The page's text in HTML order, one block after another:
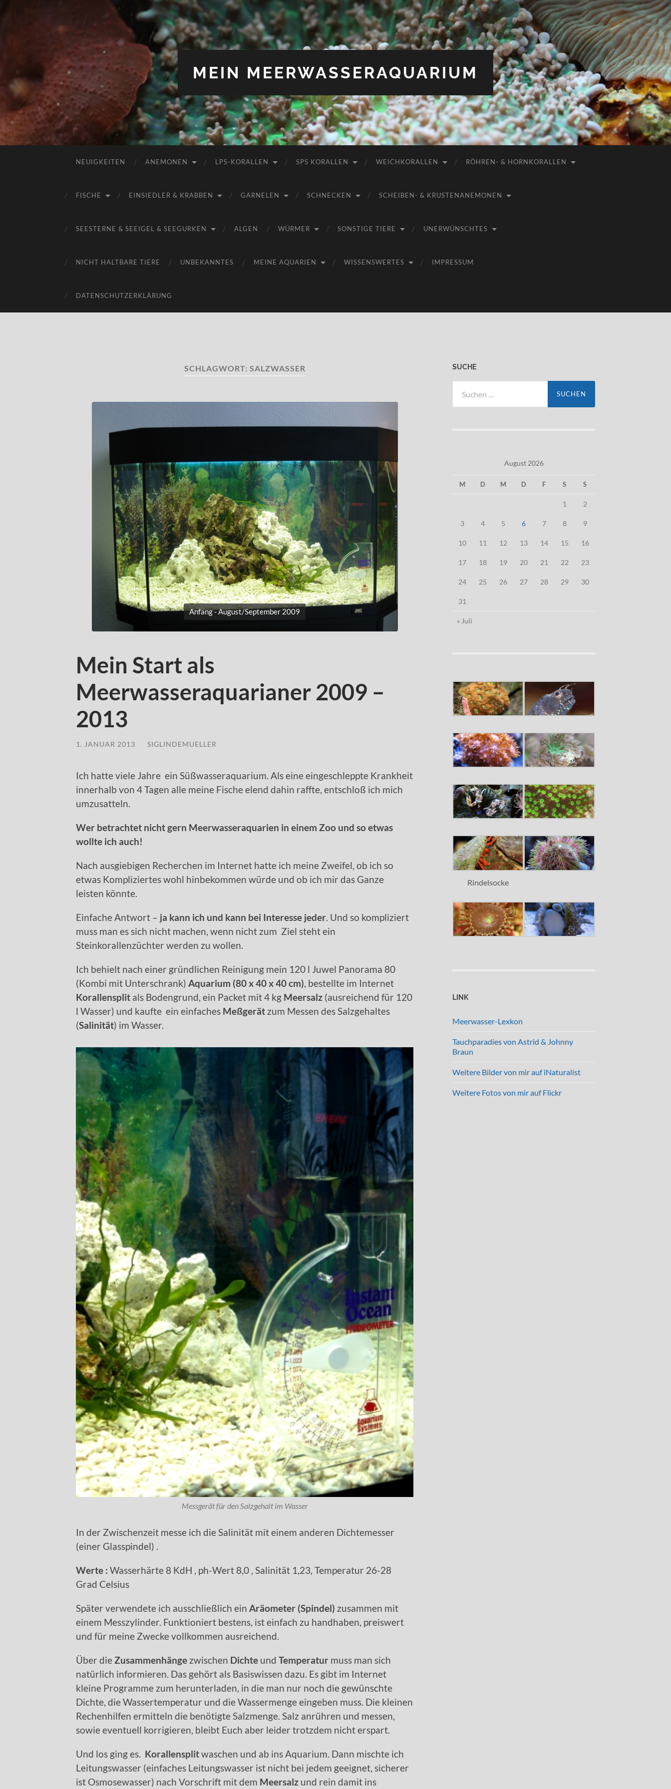
MEIN MEERWASSERAQUARIUM
NEUIGKEITEN ANEMONEN LPS-KORALLEN SPS KORALLEN WEICHKORALLEN RÖHREN- & HORNKORALLEN
FISCHE EINSIEDLER & KRABBEN GARNELEN SCHNECKEN SCHEIBEN- & KRUSTENANEMONEN
SEESTERNE & SEEIGEL & SEEGURKEN ALGEN WÜRMER SONSTIGE TIERE UNERWÜNSCHTES
NICHT HALTBARE TIERE UNBEKANNTES MEINE AQUARIEN WISSENSWERTES IMPRESSUM
DATENSCHUTZERKLÄRUNG
SCHLAGWORT: SALZWASSER
Anfang - August/September 2009
Mein Start als
Meerwasseraquarianer 2009 –
2013
1. JANUAR 2013 SIGLINDEMUELLER
Ich hatte viele Jahre ein Süßwasseraquarium. Als eine eingeschleppte Krankheit
innerhalb von 4 Tagen alle meine Fische elend dahin raffte, entschloß ich mich
umzusatteln.
Wer betrachtet nicht gern Meerwasseraquarien in einem Zoo und so etwas
wollte ich auch!
Nach ausgiebigen Recherchen im Internet hatte ich meine Zweifel, ob ich so
etwas Kompliziertes wohl hinbekommen würde und ob ich mir das Ganze
leisten könnte.
Einfache Antwort – ja kann ich und kann bei Interesse jeder. Und so kompliziert
muss man es sich nicht machen, wenn nicht zum Ziel steht ein
Steinkorallenzüchter werden zu wollen.
Ich behielt nach einer gründlichen Reinigung mein 120 l Juwel Panorama 80
(Kombi mit Unterschrank) Aquarium (80 x 40 x 40 cm), bestellte im Internet
Korallensplit als Bodengrund, ein Packet mit 4 kg Meersalz (ausreichend für 120
l Wasser) und kaufte ein einfaches Meßgerät zum Messen des Salzgehaltes
(Salinität) im Wasser.
Messgerät für den Salzgehalt im Wasser
In der Zwischenzeit messe ich die Salinität mit einem anderen Dichtemesser
(einer Glasspindel) .
Werte : Wasserhärte 8 KdH , ph-Wert 8,0 , Salinität 1,23, Temperatur 26-28
Grad Celsius
Später verwendete ich ausschließlich ein Aräometer (Spindel) zusammen mit
einem Messzylinder. Funktioniert bestens, ist einfach zu handhaben, preiswert
und für meine Zwecke vollkommen ausreichend.
Über dieZusammenhänge zwischen Dichte und Temperatur muss man sich
natürlich informieren. Das gehört als Basiswissen dazu. Es gibt im Internet
kleine Programme zum herunterladen, in die man nur noch die gewünschte
Dichte, die Wassertemperatur und die Wassermenge eingeben muss. Die kleinen
Rechenhilfen ermitteln die benötigte Salzmenge. Salz anrühren und messen,
sowie eventuell korrigieren, bleibt Euch aber leider trotzdem nicht erspart.
Und los ging es. Korallensplitwaschen und ab ins Aquarium. Dann mischte ich
Leitungswasser (einfaches Leitungswasser ist nicht bei jedem geeignet, sicherer
ist Osmosewasser) nach Vorschrift mit dem Meersalz und rein damit ins
SUCHE
nach:
August 2026
M D M D F S S
1 2
3 4 5 6 7 8 9
10 11 12 13 14 15 16
17 18 19 20 21 22 23
24 25 26 27 28 29 30
31
« Juli
Rindelsocke
LINK
Meerwasser-Lexkon
Tauchparadies von Astrid & Johnny
Braun
Weitere Bilder von mir auf iNaturalist
Weitere Fotos von mir auf Flickr